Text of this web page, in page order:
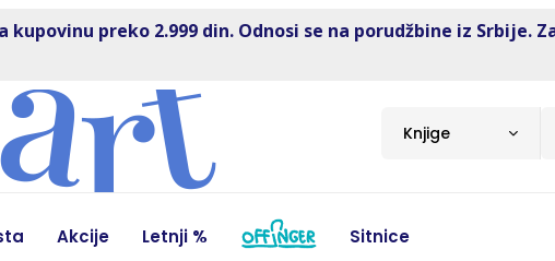
preko 2.999 din. Odnosi se na porudžbine iz Srbije.
Knjige
Akcije Letnji % Sitnice